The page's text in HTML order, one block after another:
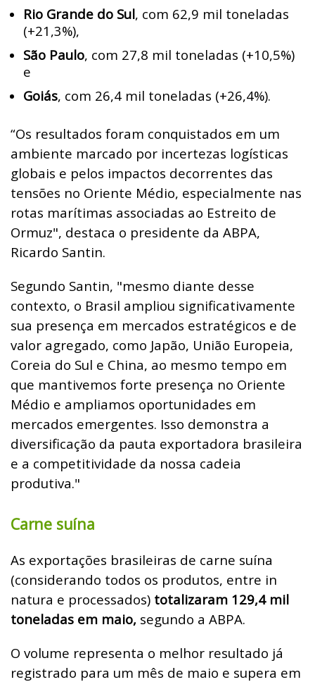
Rio Grande do Sul, com 62,9 mil toneladas
(+21,3%),
São Paulo, com 27,8 mil toneladas (+10,5%)
e
Goiás, com 26,4 mil toneladas (+26,4%).
“Os resultados foram conquistados em um
ambiente marcado por incertezas logísticas
globais e pelos impactos decorrentes das
tensões no Oriente Médio, especialmente nas
rotas marítimas associadas ao Estreito de
Ormuz", destaca o presidente da ABPA,
Ricardo Santin.
Segundo Santin, "mesmo diante desse
contexto, o Brasil ampliou significativamente
sua presença em mercados estratégicos e de
valor agregado, como Japão, União Europeia,
Coreia do Sul e China, ao mesmo tempo em
que mantivemos forte presença no Oriente
Médio e ampliamos oportunidades em
mercados emergentes. Isso demonstra a
diversificação da pauta exportadora brasileira
e a competitividade da nossa cadeia
produtiva."
Carne suína
As exportações brasileiras de carne suína
(considerando todos os produtos, entre in
natura e processados) totalizaram 129,4 mil
toneladas em maio, segundo a ABPA.
O volume representa o melhor resultado já
registrado para um mês de maio e supera em